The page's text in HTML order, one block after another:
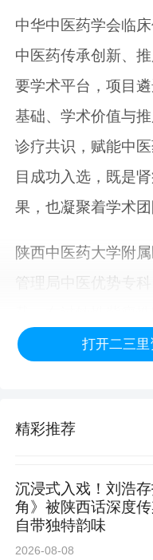
中华中医药学会临
中医药传承创新、
要学术平台，项目
基础、学术价值与
诊疗共识，赋能中
目成功入选，既是
果，也凝聚着学术
陕西中医药大学附
管理局中医优势专
载，在过敏性紫癜
治方面，形成了独
论，在学术带头人
备的专科优势病种
得业内同行广泛认可
打开二三
精彩推荐
沉浸式入戏！刘浩
角》被陕西话深度
自带独特韵味
2026-08-08